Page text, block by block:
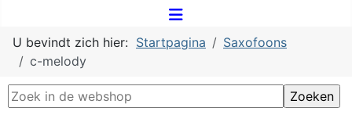
U bevindt zich hier: Startpagina
Saxofoons
c-melody